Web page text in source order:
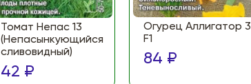
Томат Непас 13
(Непасынкующийся
сливовидный)
42 ₽
Огурец Аллигатор 3
F1
84 ₽